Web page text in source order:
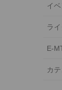
イベ
ラ
E-
カ